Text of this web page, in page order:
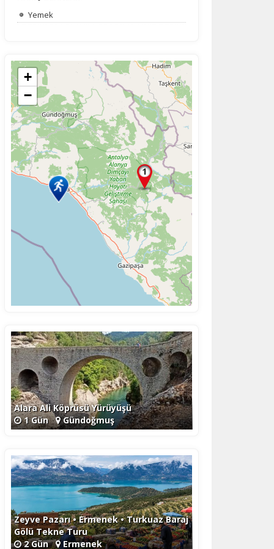
Yemek
+
−
Alara Ali Köprüsü Yürüyüşü
1 Gün Gündoğmuş
Zeyve Pazarı • Ermenek • Turkuaz Baraj
Gölü Tekne Turu
2 Gün Ermenek